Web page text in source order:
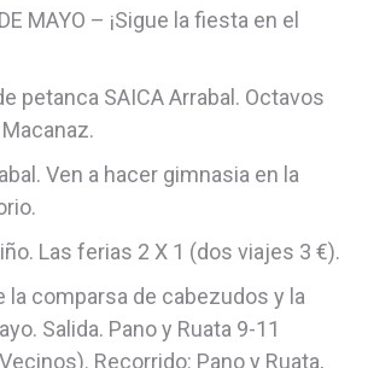
MAYO – ¡Sigue la fiesta en el
petanca SAICA Arrabal. Octavos
Ven a hacer gimnasia en la
Las ferias 2 X 1 (dos viajes 3 €).
la comparsa de cabezudos y la
Salida. Pano y Ruata 9-11
Recorrido: Pano y Ruata,